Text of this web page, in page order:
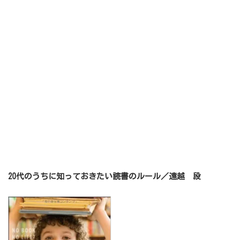
20代のうちに知っておきたい読書のルール／遠越 段